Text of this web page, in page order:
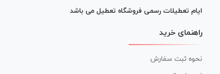
ایام تعطیلات رسمی فروشگاه تعطیل می باشد
راهنمای خرید
نحوه ثبت سفارش